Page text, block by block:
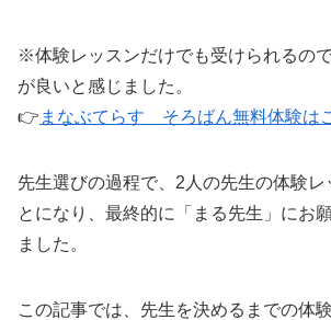
※体験レッスンだけでも受けられるの
が良いと感じました。
👉 まなぶてらす そろばん無料体験は
先生選びの過程で、2人の先生の体験レ
とになり、最終的に「まる先生」にお
ました。
この記事では、先生を決めるまでの体